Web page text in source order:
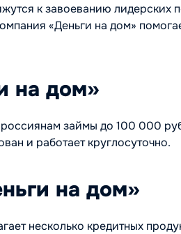
к завоеванию лидерских
«Деньги на дом»
на дом»
россиянам займы до 100 000
и работает круглосуточно.
на дом»
несколько кредитных